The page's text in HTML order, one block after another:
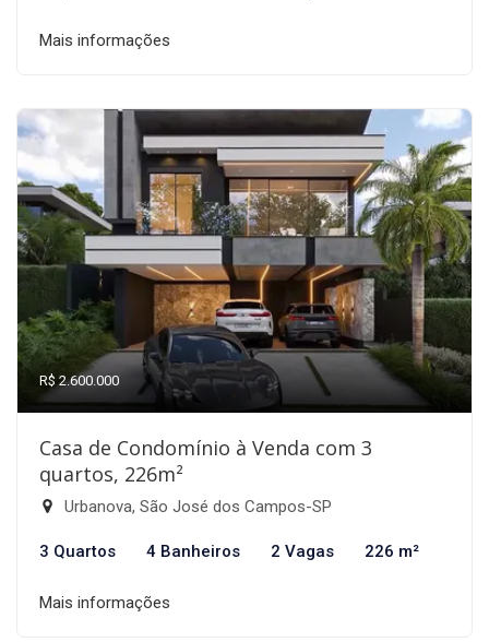
Mais informações
R$ 2.600.000
Casa de Condomínio à Venda com 3
quartos, 226m²
Urbanova, São José dos Campos-SP
3 Quartos 4 Banheiros 2 Vagas 226 m²
Mais informações